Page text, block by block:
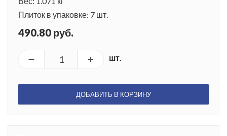
Плиток в упаковке: 7 шт.
490.80 руб.
шт.
ДОБАВИТЬ В КОРЗИНУ